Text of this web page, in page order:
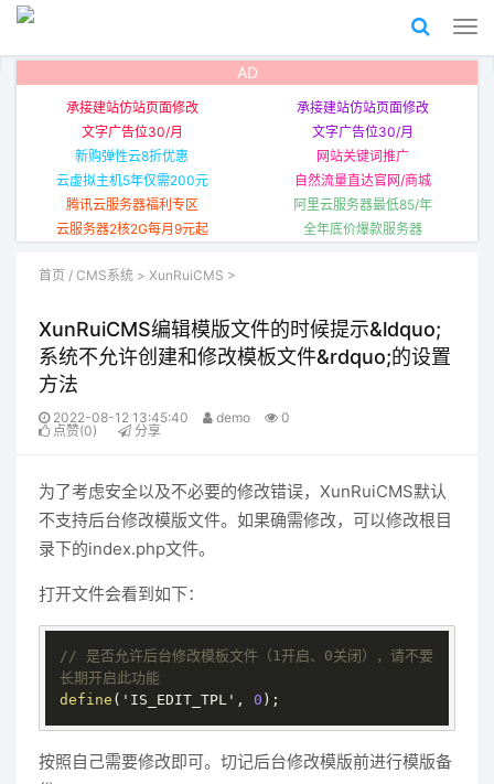
AD
承接建站仿站页面修改
文字广告位30/月
承接建站仿站页面修改
文字广告位30/月
新购弹性云8折优惠
云虚拟主机5年仅需200元
网站关键词推广
自然流量直达官网/商城
腾讯云服务器福利专区
云服务器2核2G每月9元起
阿里云服务器最低85/年
全年底价爆款服务器
首页 / CMS系统 > XunRuiCMS >
XunRuiCMS编辑模版文件的时候提示&ldquo;
系统不允许创建和修改模板文件&rdquo;的设置
方法
2022-08-12 13:45:40 demo
0
点赞(0)
分享
为了考虑安全以及不必要的修改错误，XunRuiCMS默认
不支持后台修改模版文件。如果确需修改，可以修改根目
录下的index.php文件。
打开文件会看到如下：
// 是否允许后台修改模板文件（1开启、0关闭），请不要
长期开启此功能
define ('IS_EDIT_TPL', 0 );
按照自己需要修改即可。切记后台修改模版前进行模版备